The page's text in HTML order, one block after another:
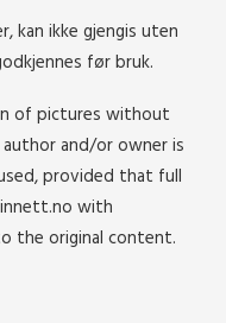
kan ikke gjengis uten
før bruk.
of pictures without
and/or owner is
provided that full
with
the original content.